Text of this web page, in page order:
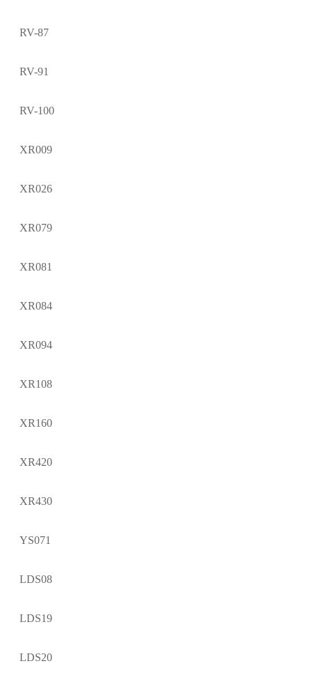
RV-87
RV-91
RV-100
XR009
XR026
XR079
XR081
XR084
XR094
XR108
XR160
XR420
XR430
YS071
LDS08
LDS19
LDS20